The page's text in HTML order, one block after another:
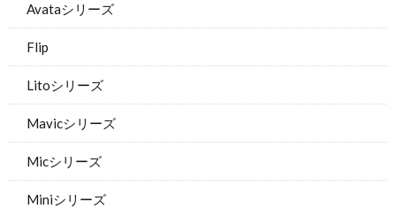
Avataシリーズ
Flip
Litoシリーズ
Mavicシリーズ
Micシリーズ
Miniシリーズ